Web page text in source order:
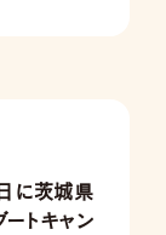
に茨城県
トキャン